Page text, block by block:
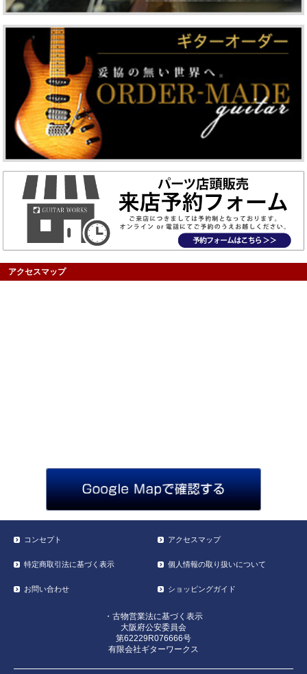
アクセスマップ
コンセプト アクセスマップ
特定商取引法に基づく表示 個人情報の取り扱いについて
お問い合わせ ショッピングガイド
・古物営業法に基づく表示
大阪府公安委員会
第62229R076666号
有限会社ギターワークス